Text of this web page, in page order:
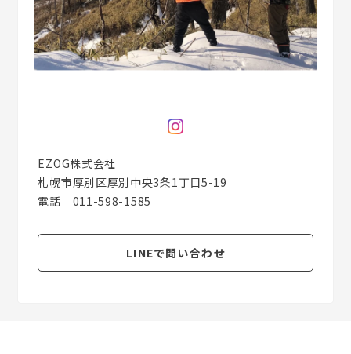
EZOG株式会社
札幌市厚別区厚別中央3条1丁目5-19
電話 011-598-1585
LINEで問い合わせ